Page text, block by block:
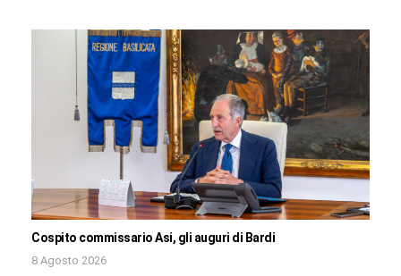
Cospito commissario Asi, gli auguri di Bardi
8 Agosto 2026